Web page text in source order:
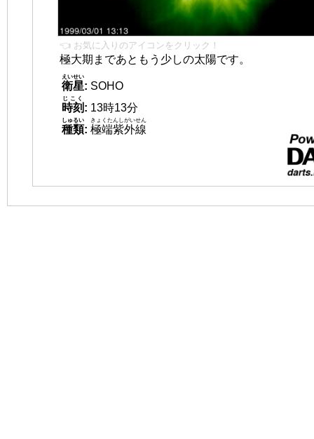
👈 お気に入りのアイコンをクリック！
極大期まであともう少しの太陽です。
衛星
えいせい
: SOHO
時刻
じこく
: 13時13分
種類
しゅるい
: 極端紫外線
きょくたんしがいせん